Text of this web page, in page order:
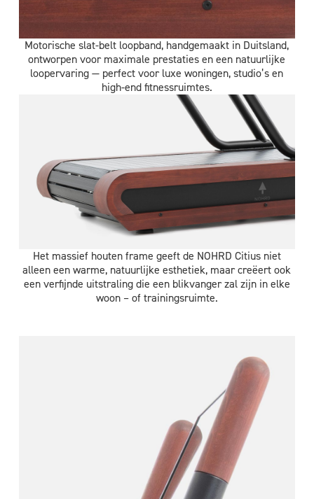
Motorische slat-belt loopband, handgemaakt in Duitsland,
ontworpen voor maximale prestaties en een natuurlijke
loopervaring — perfect voor luxe woningen, studio’s en
high-end fitnessruimtes.
Het massief houten frame geeft de NOHRD Citius niet
alleen een warme, natuurlijke esthetiek, maar creëert ook
een verfijnde uitstraling die een blikvanger zal zijn in elke
woon – of trainingsruimte.